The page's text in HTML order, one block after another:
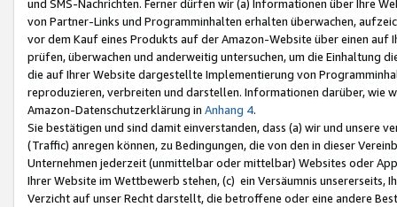
und SMS-Nachrichten. Ferner dürfen wir (a) Informationen über Ihre
von Partner-Links und Programminhalten erhalten überwachen,
vor dem Kauf eines Produkts auf der Amazon-Website über einen
prüfen, überwachen und anderweitig untersuchen, um die Einhaltung
die auf Ihrer Website dargestellte Implementierung von
reproduzieren, verbreiten und darstellen. Informationen darüber, wie
Amazon-Datenschutzerklärung in Anhang 4.
Sie bestätigen und sind damit einverstanden, dass (a) wir und
(Traffic) anregen können, zu Bedingungen, die von den in dieser
Unternehmen jederzeit (unmittelbar oder mittelbar) Websites oder
Ihrer Website im Wettbewerb stehen, (c) ein Versäumnis unsererseits,
Verzicht auf unser Recht darstellt, die betroffene oder eine andere